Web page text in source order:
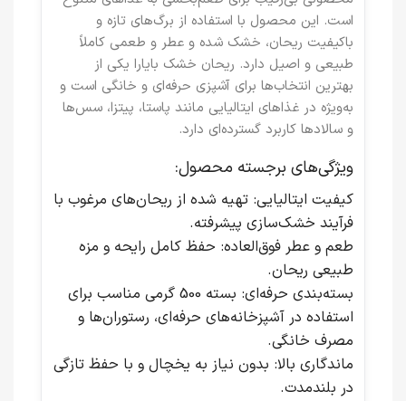
است. این محصول با استفاده از برگ‌های تازه و
باکیفیت ریحان، خشک شده و عطر و طعمی کاملاً
طبیعی و اصیل دارد. ریحان خشک بایارا یکی از
بهترین انتخاب‌ها برای آشپزی حرفه‌ای و خانگی است و
به‌ویژه در غذاهای ایتالیایی مانند پاستا، پیتزا، سس‌ها
و سالادها کاربرد گسترده‌ای دارد.
ویژگی‌های برجسته محصول:
کیفیت ایتالیایی: تهیه شده از ریحان‌های مرغوب با
فرآیند خشک‌سازی پیشرفته.
طعم و عطر فوق‌العاده: حفظ کامل رایحه و مزه
طبیعی ریحان.
بسته‌بندی حرفه‌ای:
بسته 500 گرمی مناسب برای
استفاده در آشپزخانه‌های حرفه‌ای، رستوران‌ها و
مصرف خانگی.
ماندگاری بالا: بدون نیاز به یخچال و با حفظ تازگی
در بلندمدت.